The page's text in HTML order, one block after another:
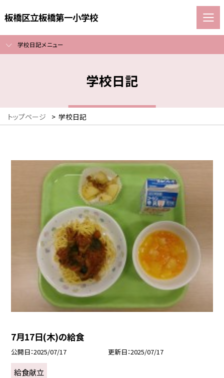
板橋区立板橋第一小学校
学校日記メニュー
学校日記
トップページ > 学校日記
7月17日(木)の給食
公開日 2025/07/17 更新日 2025/07/17
給食献立